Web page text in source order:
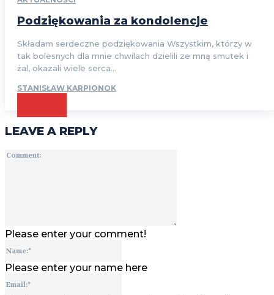
Podziękowania za kondolencje
Składam serdeczne podziękowania Wszystkim, którzy w
tak bolesnych dla mnie chwilach dzielili ze mną smutek i
żal, okazali wiele serca...
STANISŁAW KARPIONOK
LEAVE A REPLY
Please enter your comment!
Please enter your name here